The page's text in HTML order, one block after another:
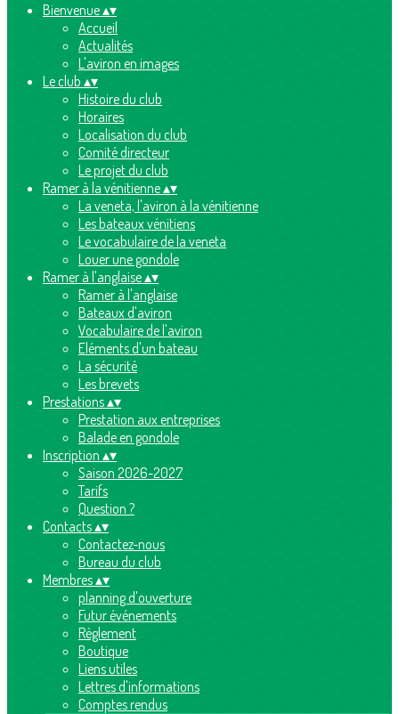
Bienvenue▴▾
Accueil
Actualités
L'aviron en images
Le club ▴▾
Histoire du club
Horaires
Localisation du club
Comité directeur
Le projet du club
Ramer à la vénitienne▴▾
La veneta, l'aviron à la vénitienne
Les bateaux vénitiens
Le vocabulaire de la veneta
Louer une gondole
Ramer à l'anglaise▴▾
Ramer à l'anglaise
Bateaux d'aviron
Vocabulaire de l'aviron
Eléments d'un bateau
La sécurité
Les brevets
Prestations▴▾
Prestation aux entreprises
Balade en gondole
Inscription ▴▾
Saison 2026-2027
Tarifs
Question ?
Contacts▴▾
Contactez-nous
Bureau du club
Membres▴▾
planning d'ouverture
Futur événements
Règlement
Boutique
Liens utiles
Lettres d'informations
Comptes rendus